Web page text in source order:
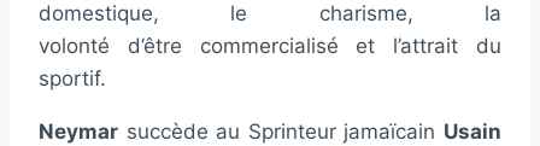
domestique, le charisme, la
volonté d’être commercialisé et l’attrait du
sportif.
Neymar succède au Sprinteur jamaïcain Usain